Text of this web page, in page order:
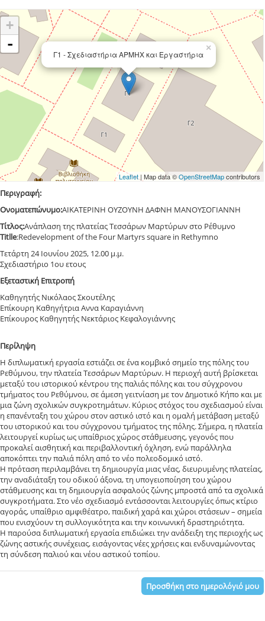
×
Γ1 - Σχεδιαστήρια ΑΡΜΗΧ και Εργαστήρια
+
-
Leaflet| Map data ©OpenStreetMapcontributors
Περιγραφή:
Ονοματεπώνυμο:ΑΙΚΑΤΕΡΙΝΗ ΟΥΖΟΥΝΗ ΔΑΦΝΗ ΜΑΝΟΥΣΟΓΙΑΝΝΗ
Τίτλος:Ανάπλαση της πλατείας Τεσσάρων Μαρτύρων στο Ρέθυμνο
Τitlle:Redevelopment of the Four Martyrs square in Rethymno
Τετάρτη 24 Ιουνίου 2025, 12.00 μ.μ.
Σχεδιαστήριο 1ου ετους
Εξεταστική Επιτροπή
Καθηγητής Νικόλαος Σκουτέλης
Επίκουρη Καθηγήτρια Αννα Καραγιάννη
Επίκουρος Καθηγητής Νεκτάριος Κεφαλογιάννης
Περίληψη
Η διπλωματική εργασία εστιάζει σε ένα κομβικό σημείο της πόλης του
Ρεθύμνου, την πλατεία Τεσσάρων Μαρτύρων. Η περιοχή αυτή βρίσκεται
μεταξύ του ιστορικού κέντρου της παλιάς πόλης και του σύγχρονου
τμήματος του Ρεθύμνου, σε άμεση γειτνίαση με τον Δημοτικό Κήπο και με
μια ζώνη σχολικών συγκροτημάτων. Κύριος στόχος του σχεδιασμού είναι
η επανένταξη του χώρου στον αστικό ιστό και η ομαλή μετάβαση μεταξύ
του ιστορικού και του σύγχρονου τμήματος της πόλης. Σήμερα, η πλατεία
λειτουργεί κυρίως ως υπαίθριος χώρος στάθμευσης, γεγονός που
προκαλεί αισθητική και περιβαλλοντική όχληση, ενώ παράλληλα
αποκόπτει την παλιά πόλη από το νέο πολεοδομικό ιστό.
Η πρόταση περιλαμβάνει τη δημιουργία μιας νέας, διευρυμένης πλατείας,
την αναδιάταξη του οδικού άξονα, τη υπογειοποίηση του χώρου
στάθμευσης και τη δημιουργία ασφαλούς ζώνης μπροστά από τα σχολικά
συγκροτήματα. Στο νέο σχεδιασμό εντάσσονται λειτουργίες όπως κτίριο
αγοράς, υπαίθριο αμφιθέατρο, παιδική χαρά και χώροι στάσεων – σημεία
που ενισχύουν τη συλλογικότητα και την κοινωνική δραστηριότητα.
Η παρούσα διπλωματική εργασία επιδιώκει την ανάδειξη της περιοχής ως
ζώνης αστικής συνέχειας, εισάγοντας νέες χρήσεις και ενδυναμώνοντας
τη σύνδεση παλιού και νέου αστικού τοπίου.
Προσθήκη στο ημερολόγιό μου